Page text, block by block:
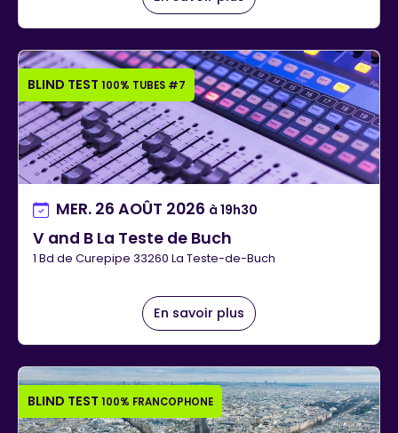
BLIND TEST 100% TUBES #7
MER. 26 AOÛT 2026 à 19h30
V and B La Teste de Buch
1 Bd de Curepipe 33260 La Teste-de-Buch
En savoir plus
BLIND TEST 100% FRANCOPHONE